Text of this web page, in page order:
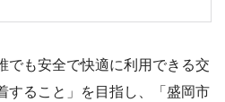
でも安全で快適に利用できる交
すること」を目指し、「盛岡市